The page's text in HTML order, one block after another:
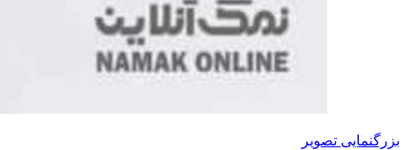
بزرگنمایی تصویر